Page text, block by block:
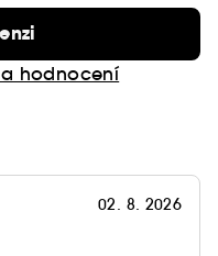
hodnocení
02. 8. 2026